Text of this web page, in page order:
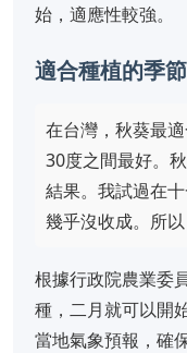
始，適應性較強。
適合種植的季節
在台灣，秋葵最
30度之間最好。
結果。我試過在
幾乎沒收成。所
根據行政院農業委
種，二月就可以開
當地氣象預報，確